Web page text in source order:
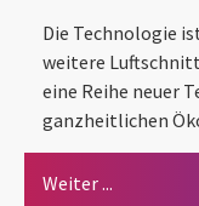
Die Technologie
weitere
eine Reihe neuer
ganzheitlichen
Weiter ...